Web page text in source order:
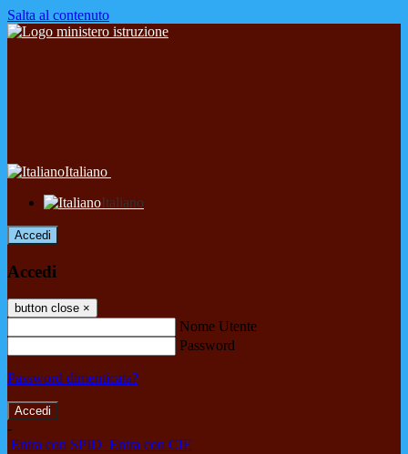
Salta al contenuto
Italiano
Italiano
Accedi
Accedi
button close ×
Nome Utente
Password
Password dimenticata?
-
Entra con SPID Entra con CIE